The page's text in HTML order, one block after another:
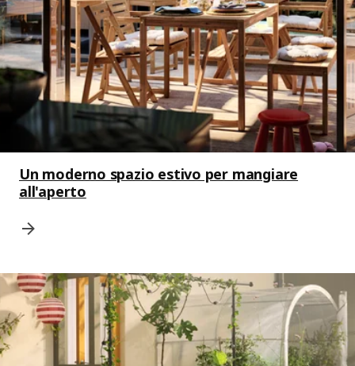
Un moderno spazio estivo per mangiare
all'aperto